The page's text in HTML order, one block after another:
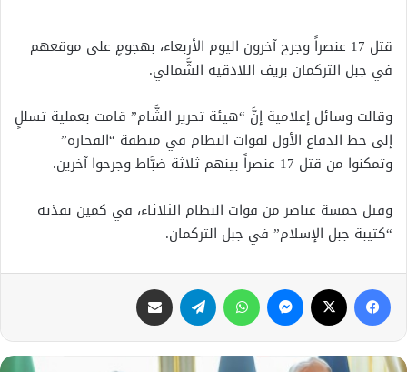
قتل 17 عنصراً وجرح آخرون اليوم الأربعاء، بهجومٍ على موقعهم
في جبل التركمان بريف اللاذقية الشَّمالي.
وقالت وسائل إعلامية إنَّ “هيئة تحرير الشَّام” قامت بعملية تسللٍ
إلى خط الدفاع الأول لقوات النظام في منطقة “الفخارة”
وتمكنوا من قتل 17 عنصراً بينهم ثلاثة ضبَّاط وجرحوا آخرين.
وقتل خمسة عناصر من قوات النظام الثلاثاء، في كمين نفذته
“كتيبة جبل الإسلام” في جبل التركمان.
فيسبوك ماسنجر واتساب تيلقرام